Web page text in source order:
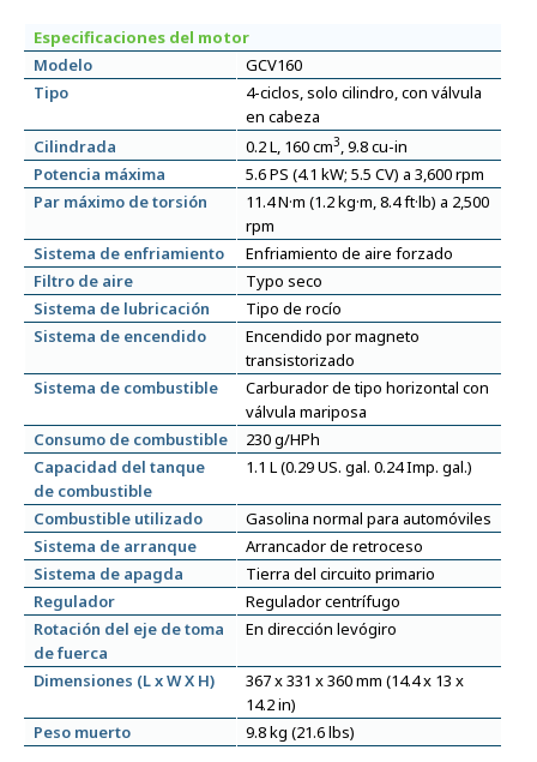
Especificaciones del motor
Modelo
GCV160
Tipo
4-ciclos, solo cilindro, con válvula
en cabeza
Cilindrada
0.2 L, 160 cm3, 9.8 cu-in
Potencia máxima
5.6 PS (4.1 kW; 5.5 CV) a 3,600 rpm
Par máximo de torsión
11.4 N·m (1.2 kg·m, 8.4 ft·lb) a 2,500
rpm
Sistema de enfriamiento
Enfriamiento de aire forzado
Filtro de aire
Typo seco
Sistema de lubricación
Tipo de rocío
Sistema de encendido
Encendido por magneto
transistorizado
Sistema de combustible
Carburador de tipo horizontal con
válvula mariposa
Consumo de combustible
230 g/HPh
Capacidad del tanque
de combustible
1.1 L (0.29 US. gal. 0.24 Imp. gal.)
Combustible utilizado
Gasolina normal para automóviles
Sistema de arranque
Arrancador de retroceso
Sistema de apagda
Tierra del circuito primario
Regulador
Regulador centrífugo
Rotación del eje de toma
de fuerca
En dirección levógiro
Dimensiones (L x W X H)
367 x 331 x 360 mm (14.4 x 13 x
14.2 in)
Peso muerto
9.8 kg (21.6 lbs)